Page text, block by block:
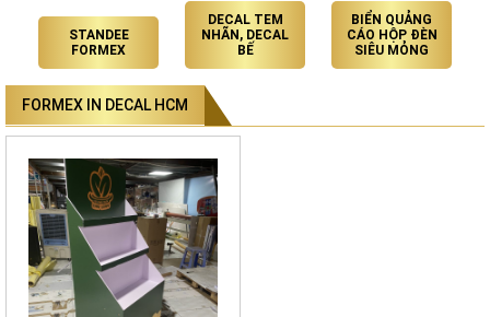
STANDEE
FORMEX
DECAL TEM
NHÃN, DECAL
BẾ
BIỂN QUẢNG
CÁO HỘP ĐÈN
SIÊU MỎNG
FORMEX IN DECAL HCM